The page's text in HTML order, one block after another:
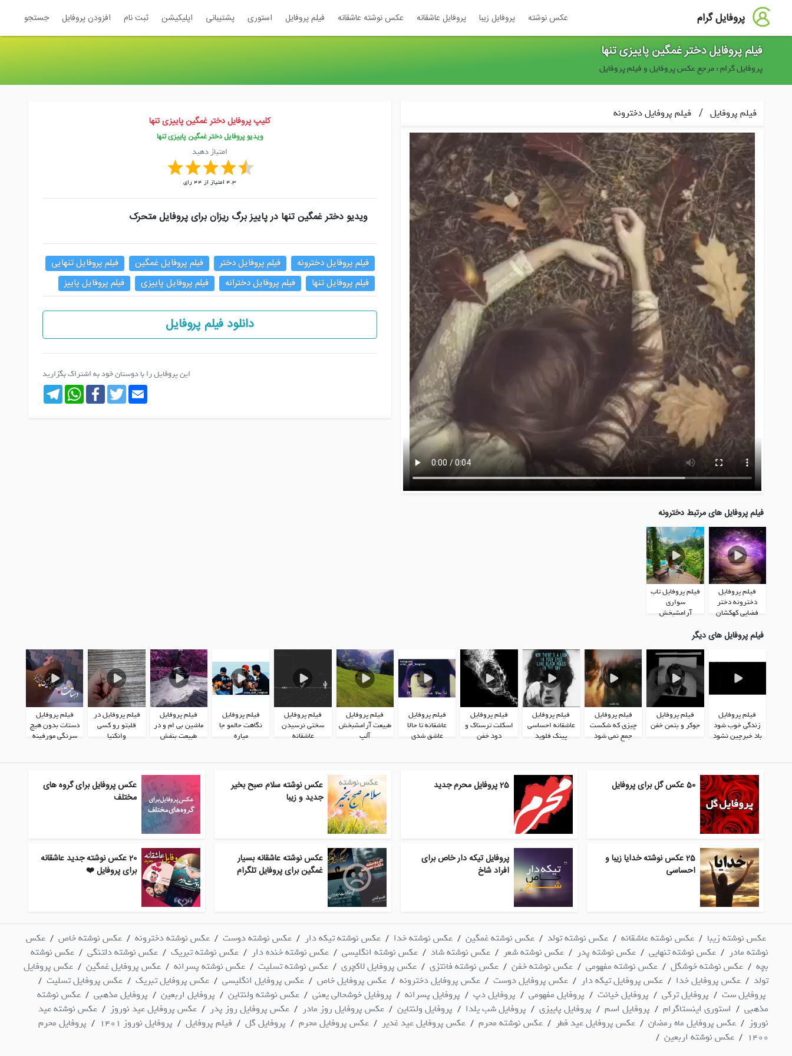
پروفایل گرام عکس نوشته پروفایل زیبا پروفایل عاشقانه عکس نوشته عاشقانه فیلم پروفایل استوری پشتیبانی اپلیکیشن ثبت نام افزودن پروفایل جستجو
فیلم پروفایل دختر غمگین پاییزی تنها
پروفایل گرام : مرجع عکس پروفایل و فیلم پروفایل
فیلم پروفایل / فیلم پروفایل دخترونه
کلیپ پروفایل دختر غمگین پاییزی تنها
ویدیو پروفایل دختر غمگین پاییزی تنها
امتیاز دهید
4.3 امتیاز از 44رای
ویدیو دختر غمگین تنها در پاییز برگ ریزان برای پروفایل متحرک
فیلم پروفایل دخترونه فیلم پروفایل دختر فیلم پروفایل غمگین
فیلم پروفایل تنهایی
فیلم پروفایل تنها
فیلم پروفایل دخترانه فیلم پروفایل پاییزی فیلم پروفایل پاییز
دانلود فیلم پروفایل
این پروفایل را با دوستان خود به اشتراک بگزارید
Telegram
WhatsAppFacebookTwitterEmail
فیلم پروفایل های مرتبط دخترونه
فیلم پروفایل
دخترونه دختر
فضایی کهکشان
فیلم پروفایل تاب
سواری
آرامشبخش
فیلم پروفایل های دیگر
فیلم پروفایل
زندگی خوب شود
باد خبرچین نشود
فیلم پروفایل
جوکر و بتمن خفن
فیلم پروفایل
چیزی که شکست
جمع نمی شود
فیلم پروفایل
عاشقانه احساسی
پینک فلوید
فیلم پروفایل
اسکلت ترسناک و
دود خفن
فیلم پروفایل
عاشقانه تا حالا
عاشق شدی
فیلم پروفایل
طبیعت آرامشبخش
آلپ
فیلم پروفایل
سختی نرسیدن
عاشقانه
فیلم پروفایل
نگاهت حالمو جا
مياره
فیلم پروفایل
ماشین بی ام و در
طبیعت بنفش
فیلم پروفایل در
قلبتو رو کسی
وانکنیا
فیلم پروفایل
دستات بدون هیچ
سرنگی مورفینه
50 عکس گل برای پروفایل 25 پروفایل محرم جدید
عکس نوشته سلام صبح بخیر
جدید و زیبا
عکس پروفایل برای گروه های
مختلف
25 عکس نوشته خدایا زیبا و
احساسی
پروفایل تیکه دار خاص برای
افراد شاخ
عکس نوشته عاشقانه بسیار
غمگین برای پروفایل تلگرام
20 عکس نوشته جدید عاشقانه
برای پروفایل ❤️
عکس نوشته زیبا / عکس نوشته عاشقانه / عکس نوشته تولد / عکس نوشته غمگین / عکس نوشته خدا / عکس نوشته تیکه دار / عکس نوشته دوست / عکس نوشته دخترونه / عکس نوشته خاص / عکس
نوشته مادر / عکس نوشته تنهایی / عکس نوشته پدر / عکس نوشته شعر / عکس نوشته شاد / عکس نوشته انگلیسی / عکس نوشته خنده دار / عکس نوشته تبریک / عکس نوشته دلتنگی / عکس نوشته
بچه / عکس نوشته خوشگل / عکس نوشته مفهومی / عکس نوشته خفن / عکس نوشته فانتزی / عکس پروفایل لاکچری / عکس نوشته تسلیت / عکس نوشته پسرانه / عکس پروفایل غمگین / عکس پروفایل
تولد / عکس پروفایل خدا / عکس پروفایل تیکه دار / عکس پروفایل دوست / عکس پروفایل دخترونه / عکس پروفایل خاص / عکس پروفایل انگلیسی / عکس پروفایل تبریک / عکس پروفایل تسلیت /
پروفایل ست / پروفایل ترکی / پروفایل خیانت / پروفایل مفهومی / پروفایل دپ / پروفایل پسرانه / پروفایل خوشحالی یعنی / عکس نوشته ولنتاین / پروفایل اربعین / پروفایل مذهبی / عکس نوشته
مذهبی / استوری اینستاگرام / پروفایل اسم / پروفایل پاییزی / پروفایل شب یلدا / پروفایل ولنتاین / عکس پروفایل روز مادر / عکس پروفایل روز پدر / عکس پروفایل عید نوروز / عکس نوشته عید
نوروز / عکس پروفایل ماه رمضان / عکس پروفایل عید فطر / عکس نوشته محرم / عکس پروفایل عید غدیر / عکس پروفایل محرم / پروفایل گل / فیلم پروفایل / پروفایل نوروز 1401 / پروفایل محرم
1400
/ عکس نوشته اربعین /